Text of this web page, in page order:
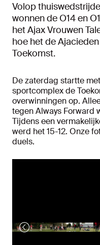
Volop
wonnen de O14 en
het Ajax Vrouwen
hoe het de
Toekomst.
De zaterdag startte
sportcomplex de
overwinningen op.
tegen Always Forward
Tijdens een
werd het 15-12. Onze
duels.